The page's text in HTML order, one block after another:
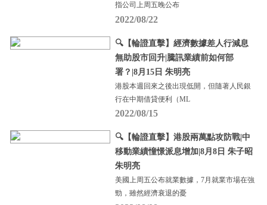
指公司上周五晚公布
2022/08/22
🔍【輪證直擊】經濟數據差人行減息
無助股市回升|騰訊業績前如何部
署？|8月15日 朱明亮
港股本週回來之後出現低開，但隨著人民銀
行在中期借貸便利（ML
2022/08/15
🔍【輪證直擊】港股兩萬點攻防戰|中
移動業績憧憬派息增加|8月8日 朱子昭
朱明亮
美國上周五公布就業數據，7月就業市場在強
勁，雖然經濟衰退的憂